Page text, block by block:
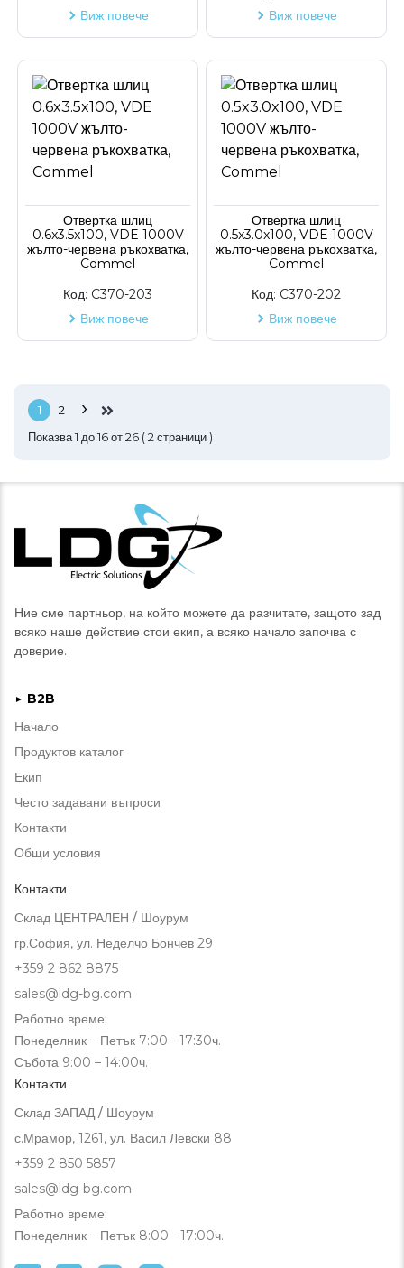
Виж повече
Виж повече
Отвертка шлиц
0.6x3.5x100, VDE 1000V
жълто-червена ръкохватка,
Commel
Код: C370-203
Виж повече
Отвертка шлиц
0.5x3.0x100, VDE 1000V
жълто-червена ръкохватка,
Commel
Код: C370-202
Виж повече
1 2 ›
Показва1 до16от26 (2 страници )
Ние сме партньор, на който можете да разчитате, защото зад
всяко наше действие стои екип, а всяко начало започва с
доверие.
► B2B
Начало
Продуктов каталог
Екип
Често задавани въпроси
Контакти
Общи условия
Контакти
Склад ЦЕНТРАЛЕН / Шоурум
гр.София, ул. Неделчо Бончев 29
+359 2 862 8875
sales@ldg-bg.com
Работно време:
Понеделник – Петък 7:00 - 17:30ч.
Събота 9:00 – 14:00ч.
Контакти
Склад ЗАПАД / Шоурум
с.Мрамор, 1261, ул. Васил Левски 88
+359 2 850 5857
sales@ldg-bg.com
Работно време:
Понеделник – Петък 8:00 - 17:00ч.